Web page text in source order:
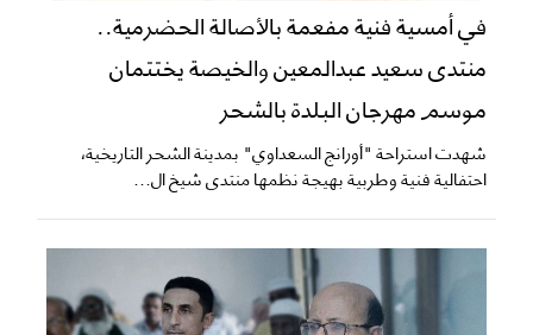
في أمسية فنية مفعمة بالأصالة الحضرمية..
منتدى سعيد عبدالمعين والخيصة يختتمان
موسم مهرجان البلدة بالشحر
شهدت استراحة "أورانج السعداوي" بمدينة الشحر التاريخية،
احتفالية فنية وطربية بهيجة نظمها منتدى شيخ ال...